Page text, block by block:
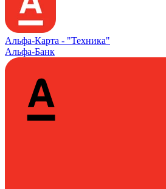
Альфа‑Карта - "Техника"
Альфа-Банк